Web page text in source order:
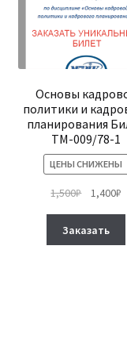
Основы
политики и
планирования
ТМ-009/78-1
ЦЕНЫ СНИЖЕНЫ
1,500₽
1,500₽.
1,400₽
Заказать